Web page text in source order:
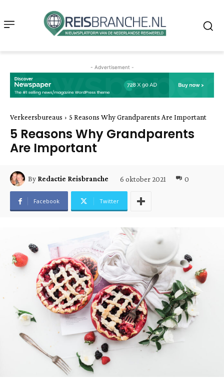
- Advertisement -
Verkeersbureaus 5 Reasons Why Grandparents Are Important
5 Reasons Why Grandparents
Are Important
By Redactie Reisbranche 6 oktober 2021 0
Facebook Twitter